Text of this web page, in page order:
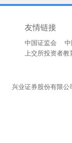
友情链接
中国证监会
上交所投资者教
兴业证券股份有限